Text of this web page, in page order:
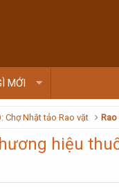
MỚI
Chợ Nhật tảo Rao vặt
hiệu